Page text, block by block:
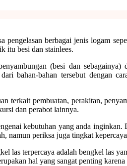
pengelasan berbagai jenis logam
itu besi dan stainlees.
(besi dan
bahan-bahan tersebut dengan
terkait pembuatan, perakitan,
dan perabot lainnya.
kebutuhan yang anda
namun periksa juga tingkat
las terpercaya adalah bengkel las
hal yang sangat penting